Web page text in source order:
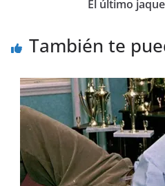
El último
También te